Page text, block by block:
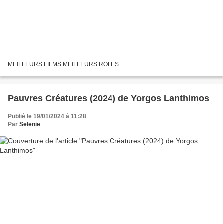
MEILLEURS FILMS MEILLEURS ROLES
Pauvres Créatures (2024) de Yorgos Lanthimos
Publié le 19/01/2024 à 11:28
Par Selenie